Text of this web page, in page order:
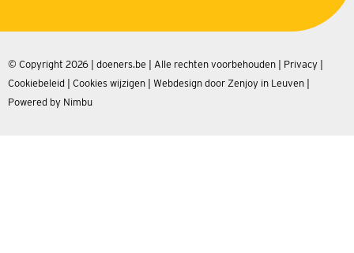
© Copyright 2026 | doeners.be | Alle rechten voorbehouden | Privacy
Cookiebeleid
Cookies wijzigen Webdesign door Zenjoy in Leuven
Powered by Nimbu